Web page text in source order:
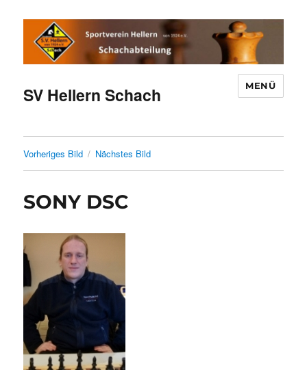
SV Hellern Schach MENÜ
Vorheriges Bild Nächstes Bild
SONY DSC